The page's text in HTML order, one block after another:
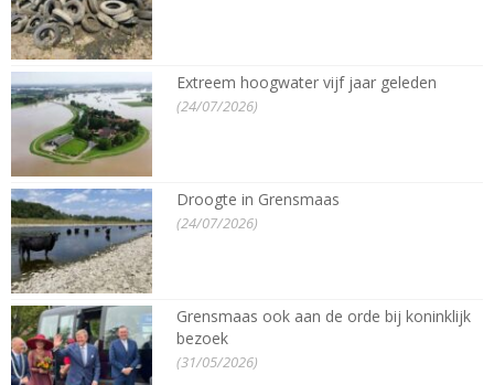
Extreem hoogwater vijf jaar geleden
(24/07/2026)
Droogte in Grensmaas
(24/07/2026)
Grensmaas ook aan de orde bij koninklijk
bezoek
(31/05/2026)